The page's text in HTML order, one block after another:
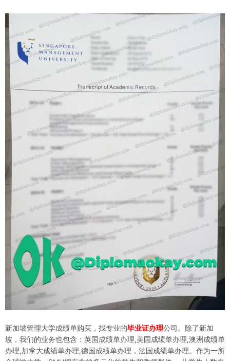
新加坡管理大学成绩单购买，找专业的毕业证办理公司。除了新加
坡，我们的业务也包含：英国成绩单办理,美国成绩单办理,澳洲成绩单
办理,加拿大成绩单办理,德国成绩单办理，法国成绩单办理。作为一所